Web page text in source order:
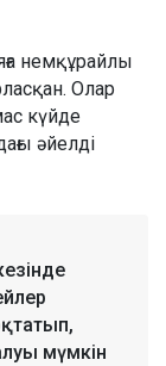
немқұрайлы
Олар
күйде
әйелді
мүмкін